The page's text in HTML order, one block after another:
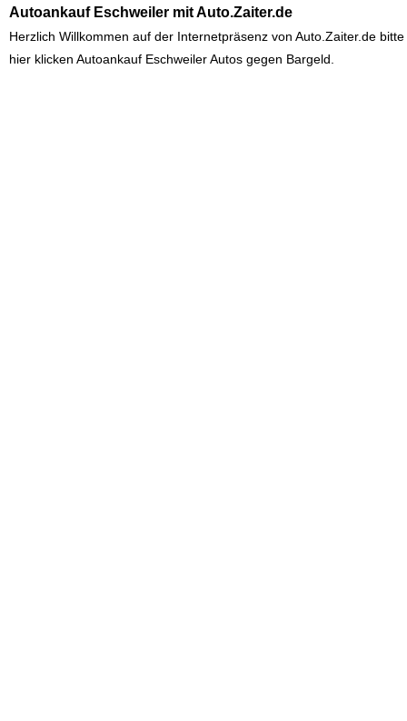
Autoankauf Eschweiler mitAuto.Zaiter.de
Herzlich Willkommen auf der Internetpräsenz von Auto.Zaiter.de bitte
hier klicken Autoankauf EschweilerAutos gegen Bargeld.